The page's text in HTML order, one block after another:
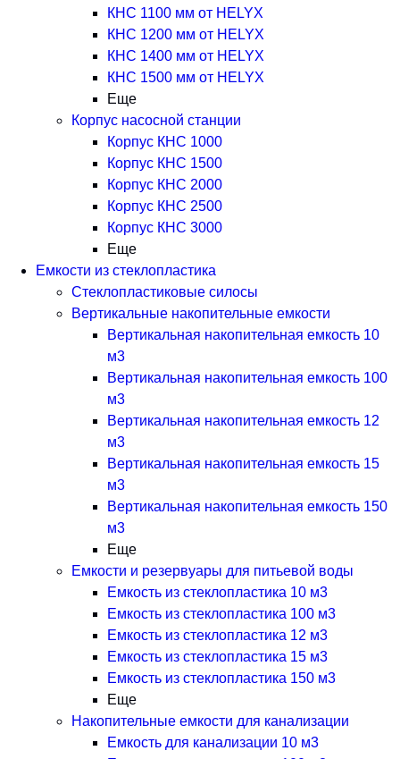
КНС 1100 мм от HELYX
КНС 1200 мм от HELYX
КНС 1400 мм от HELYX
КНС 1500 мм от HELYX
Еще
Корпус насосной станции
Корпус КНС 1000
Корпус КНС 1500
Корпус КНС 2000
Корпус КНС 2500
Корпус КНС 3000
Еще
Емкости из стеклопластика
Стеклопластиковые силосы
Вертикальные накопительные емкости
Вертикальная накопительная емкость 10
м3
Вертикальная накопительная емкость 100
м3
Вертикальная накопительная емкость 12
м3
Вертикальная накопительная емкость 15
м3
Вертикальная накопительная емкость 150
м3
Еще
Емкости и резервуары для питьевой воды
Емкость из стеклопластика 10 м3
Емкость из стеклопластика 100 м3
Емкость из стеклопластика 12 м3
Емкость из стеклопластика 15 м3
Емкость из стеклопластика 150 м3
Еще
Накопительные емкости для канализации
Емкость для канализации 10 м3